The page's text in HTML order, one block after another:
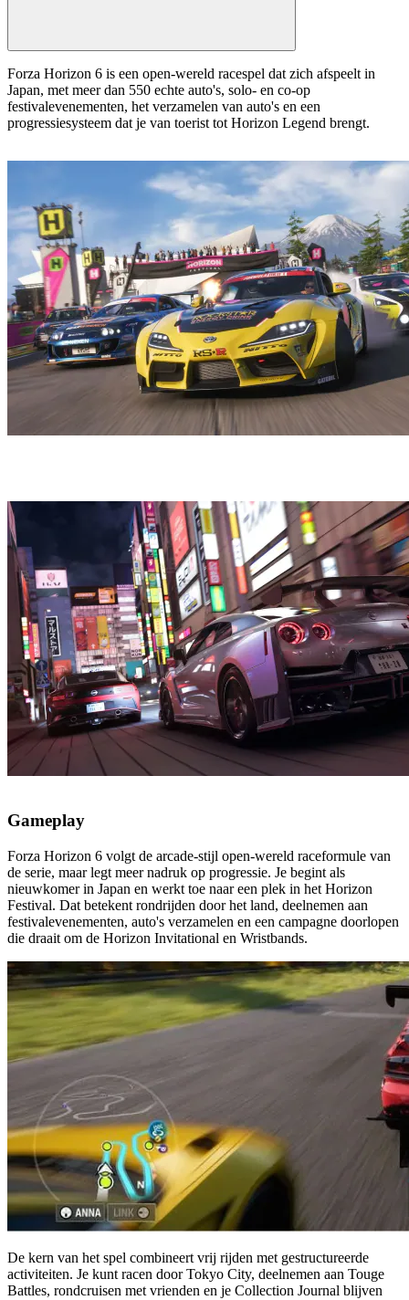
Forza Horizon 6 is een open-wereld racespel dat zich afspeelt in
Japan, met meer dan 550 echte auto's, solo- en co-op
festivalevenementen, het verzamelen van auto's en een
progressiesysteem dat je van toerist tot Horizon Legend brengt.
Gameplay
Forza Horizon 6 volgt de arcade-stijl open-wereld raceformule van
de serie, maar legt meer nadruk op progressie. Je begint als
nieuwkomer in Japan en werkt toe naar een plek in het Horizon
Festival. Dat betekent rondrijden door het land, deelnemen aan
festivalevenementen, auto's verzamelen en een campagne doorlopen
die draait om de Horizon Invitational en Wristbands.
De kern van het spel combineert vrij rijden met gestructureerde
activiteiten. Je kunt racen door Tokyo City, deelnemen aan Touge
Battles, rondcruisen met vrienden en je Collection Journal blijven